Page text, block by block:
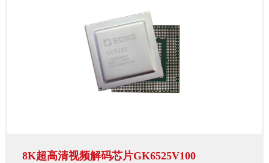
8K超高清视频解码芯片GK6525V100